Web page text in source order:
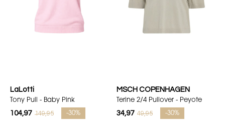
LaLotti
Tony Pull - Baby Pink
104,97 149,95 -30%
MSCH COPENHAGEN
Terine 2/4 Pullover - Peyote
34,97 49,95 -30%